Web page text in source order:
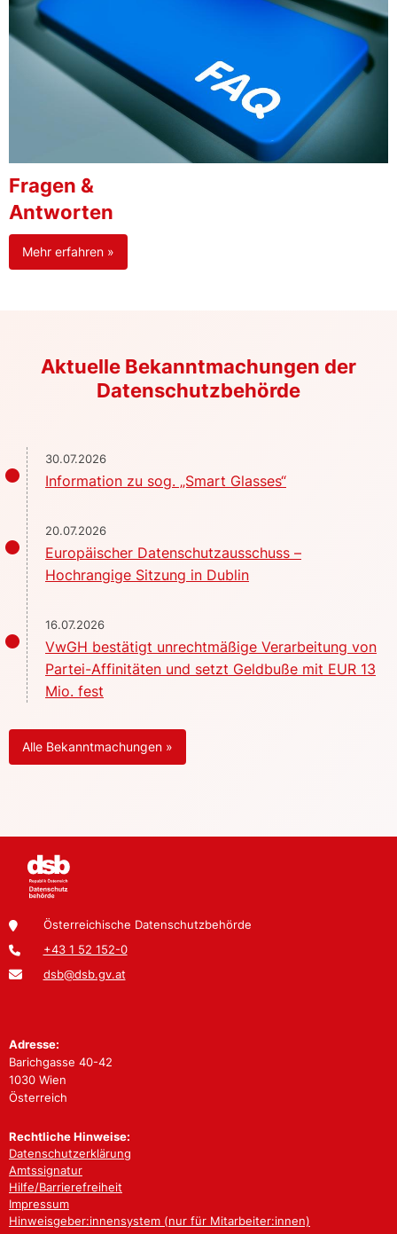
Fragen &
Antworten
Mehr erfahren »
Aktuelle Bekanntmachungen der
Datenschutzbehörde
30.07.2026
Information zu sog. „Smart Glasses“
20.07.2026
Europäischer Datenschutzausschuss –
Hochrangige Sitzung in Dublin
16.07.2026
VwGH bestätigt unrechtmäßige Verarbeitung von
Partei-Affinitäten und setzt Geldbuße mit EUR 13
Mio. fest
Alle Bekanntmachungen »
Österreichische Datenschutzbehörde
+43 1 52 152-0
dsb@dsb.gv.at
Adresse:
Barichgasse 40-42
1030 Wien
Österreich
Rechtliche Hinweise:
Datenschutzerklärung
Amtssignatur
Hilfe/Barrierefreiheit
Impressum
Hinweisgeber:innensystem (nur für Mitarbeiter:innen)